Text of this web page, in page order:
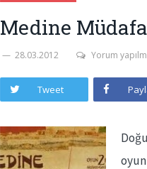
Medine
28.03.2012 Yorum
Tweet